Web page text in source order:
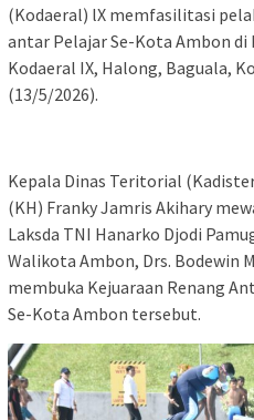
(Kodaeral) lX memfasilitasi
antar Pelajar Se-Kota Ambon
Kodaeral IX, Halong, Baguala,
(13/5/2026).
Kepala Dinas Teritorial
(KH) Franky Jamris Akihary
Laksda TNI Hanarko Djodi
Walikota Ambon, Drs. Bodewin
membuka Kejuaraan Renang
Se-Kota Ambon tersebut.